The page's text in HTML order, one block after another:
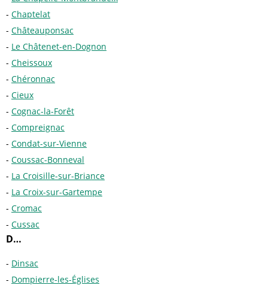
Chaptelat
Châteauponsac
Le Châtenet-en-Dognon
Cheissoux
Chéronnac
Cieux
Cognac-la-Forêt
Compreignac
Condat-sur-Vienne
Coussac-Bonneval
La Croisille-sur-Briance
La Croix-sur-Gartempe
Cromac
Cussac
D…
Dinsac
Dompierre-les-Églises